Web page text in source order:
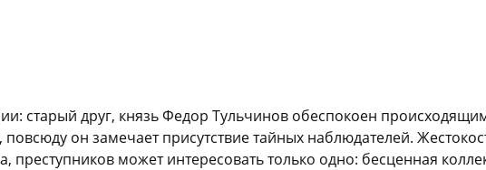
старый друг, князь Федор Тульчинов обеспокоен
он замечает присутствие тайных наблюдателей.
может интересовать только одно: бесценная